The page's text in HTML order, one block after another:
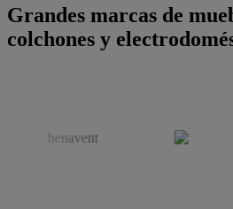
Grandes marcas de
colchones y